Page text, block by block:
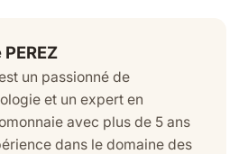
un passionné de
et un expert en
avec plus de 5 ans
dans le domaine des